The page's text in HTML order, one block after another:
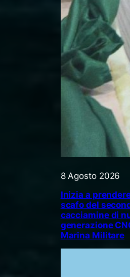
8 Agosto 2026
Inizia a
scafo del
cacciamine di
generazione
Marina Militare